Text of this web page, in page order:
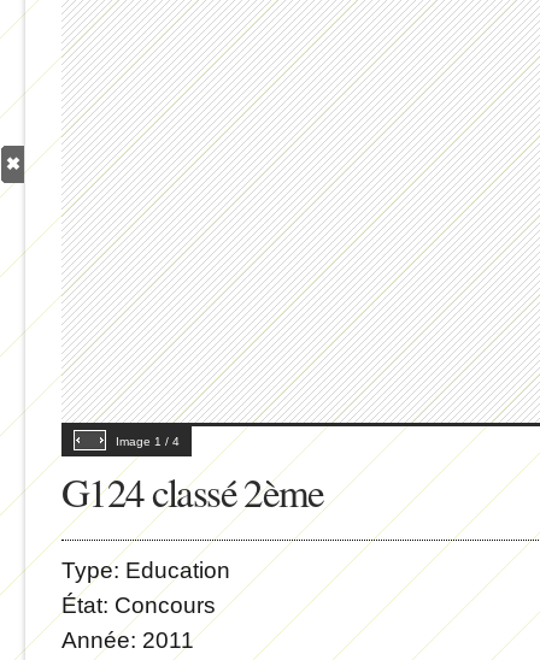
Image 1 / 4
G124 classé 2ème
Type: Education
État: Concours
Année: 2011